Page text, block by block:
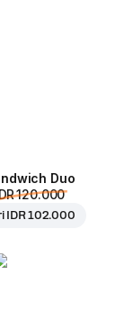
Duo
120.000
IDR 102.000